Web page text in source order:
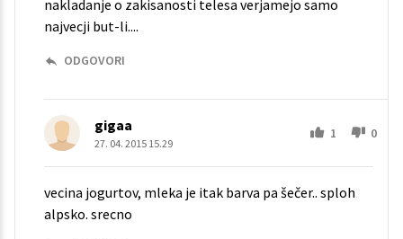
nakladanje o zakisanosti telesa verjamejo samo
najvecji but-li....
ODGOVORI
gigaa
27. 04. 2015 15.29
1 0
vecina jogurtov, mleka je itak barva pa šečer.. sploh
alpsko. srecno